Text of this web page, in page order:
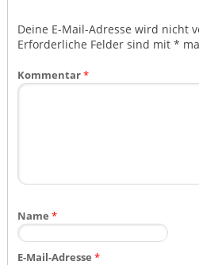
Deine E-Mail-Adresse wird nicht
Erforderliche Felder sind mit *
Kommentar*
Name *
E-Mail-Adresse *